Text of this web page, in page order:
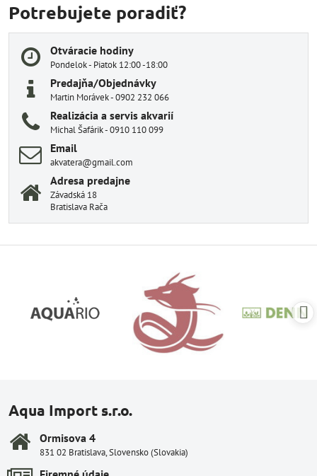
Potrebujete poradiť?
Otváracie hodiny
Pondelok - Piatok 12:00 -18:00
Predajňa/Objednávky
Martin Morávek - 0902 232 066
Realizácia a servis akvarií
Michal Šafárik - 0910 110 099
Email
akvatera@gmail.com
Adresa predajne
Závadská 18
Bratislava Rača
Aqua Import s.r.o.
Ormisova 4
831 02 Bratislava, Slovensko (Slovakia)